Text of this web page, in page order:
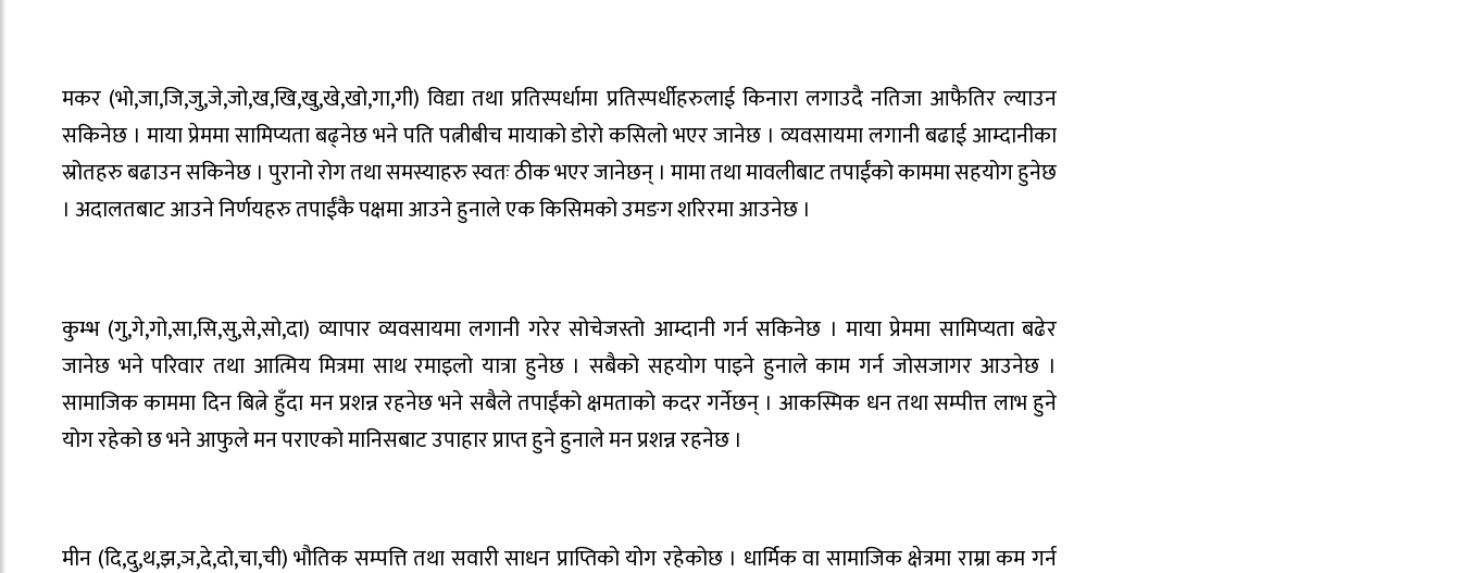
मकर (भो,जा,जि,जु,जे,जो,ख,खि,खु,खे,खो,गा,गी) विद्या तथा प्रतिस्पर्धामा प्रतिस्पर्धीहरुलाई किनारा लगाउदै नतिजा आफैतिर ल्याउन
सकिनेछ । माया प्रेममा सामिप्यता बढ्नेछ भने पति पत्नीबीच मायाको डोरो कसिलो भएर जानेछ । व्यवसायमा लगानी बढाई आम्दानीका
स्रोतहरु बढाउन सकिनेछ । पुरानो रोग तथा समस्याहरु स्वतः ठीक भएर जानेछन् । मामा तथा मावलीबाट तपाईंको काममा सहयोग हुनेछ
। अदालतबाट आउने निर्णयहरु तपाईंकै पक्षमा आउने हुनाले एक किसिमको उमङग शरिरमा आउनेछ ।
कुम्भ (गु,गे,गो,सा,सि,सु,से,सो,दा) व्यापार व्यवसायमा लगानी गरेर सोचेजस्तो आम्दानी गर्न सकिनेछ । माया प्रेममा सामिप्यता बढेर
जानेछ भने परिवार तथा आत्मिय मित्रमा साथ रमाइलो यात्रा हुनेछ । सबैको सहयोग पाइने हुनाले काम गर्न जोसजागर आउनेछ ।
सामाजिक काममा दिन बित्ने हुँदा मन प्रशन्न रहनेछ भने सबैले तपाईंको क्षमताको कदर गर्नेछन् । आकस्मिक धन तथा सम्पीत्त लाभ हुने
योग रहेको छ भने आफुले मन पराएको मानिसबाट उपाहार प्राप्त हुने हुनाले मन प्रशन्न रहनेछ ।
मीन (दि,दु,थ,झ,ञ,दे,दो,चा,ची) भौतिक सम्पत्ति तथा सवारी साधन प्राप्तिको योग रहेकोछ । धार्मिक वा सामाजिक क्षेत्रमा राम्रा कम गर्न